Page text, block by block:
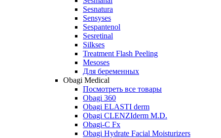
Sesnatura
Sensyses
Sespantenol
Sesretinal
Silkses
Treatment Flash Peeling
Mesoses
Для беременных
Obagi Medical
Посмотреть все товары
Obagi 360
Obagi ELASTI derm
Obagi CLENZIderm M.D.
Obagi-C Fx
Obagi Hydrate Facial Moisturizers